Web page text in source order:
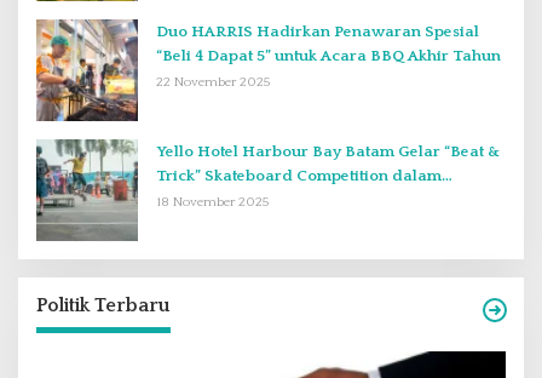
Duo HARRIS Hadirkan Penawaran Spesial
“Beli 4 Dapat 5” untuk Acara BBQ Akhir Tahun
22 November 2025
Yello Hotel Harbour Bay Batam Gelar “Beat &
Trick” Skateboard Competition dalam
Perayaan Anniversary ke-2
18 November 2025
Politik Terbaru